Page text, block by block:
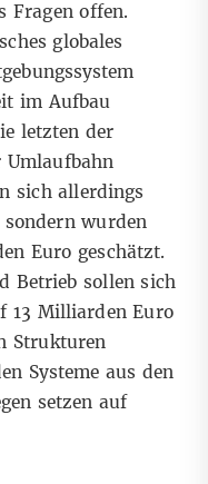
Fragen offen.
globales
im Aufbau
letzten der
Umlaufbahn
sich allerdings
wurden
Euro geschätzt.
Betrieb sollen sich
13 Milliarden Euro
Strukturen
Systeme aus den
setzen auf